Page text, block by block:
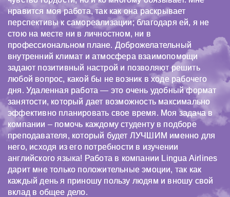
нравится моя работа, так как она раскрывает
перспективы к самореализации; благодаря ей, я не
стою на месте ни в личностном, ни в
профессиональном плане. Доброжелательный
внутренний климат и атмосфера взаимопомощи
задают позитивный настрой и позволяют решить
любой вопрос, какой бы не возник в ходе рабочего
дня. Удаленная работа — это очень удобный формат
занятости, который дает возможность максимально
эффективно планировать свое время. Моя задача в
компании – помочь каждому студенту в подборе
преподавателя, который будет ЛУЧШИМ именно для
него, исходя из его потребности в изучении
английского языка! Работа в компании Lingua Airlines
дарит мне только положительные эмоции, так как
каждый день я приношу пользу людям и вношу свой
вклад в общее дело.